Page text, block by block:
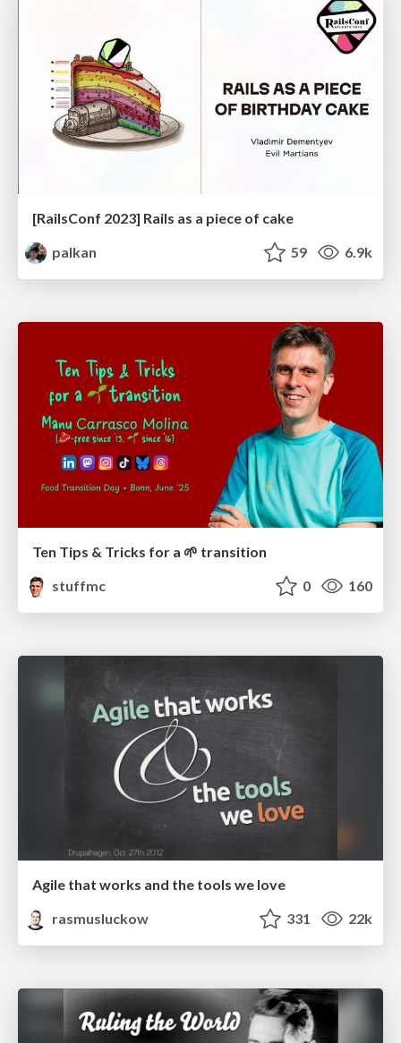
[RailsConf 2023] Rails as a piece of cake
palkan
59 6.9k
Ten Tips & Tricks for a 🌱 transition
stuffmc
0 160
Agile that works and the tools we love
rasmusluckow
331 22k